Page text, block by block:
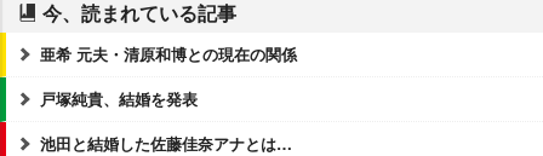
今、読まれている記事
亜希 元夫・清原和博との現在の関係
戸塚純貴、結婚を発表
池田と結婚した佐藤佳奈アナとは…